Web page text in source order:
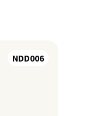
NDD006